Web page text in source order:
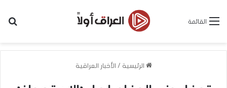
القائمة
الرئيسية / الأخبار العراقية